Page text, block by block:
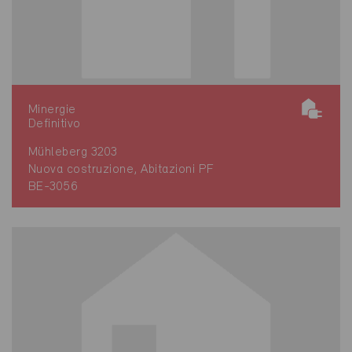
Minergie
Definitivo
Mühleberg 3203
Nuova costruzione, Abitazioni PF
BE-3056